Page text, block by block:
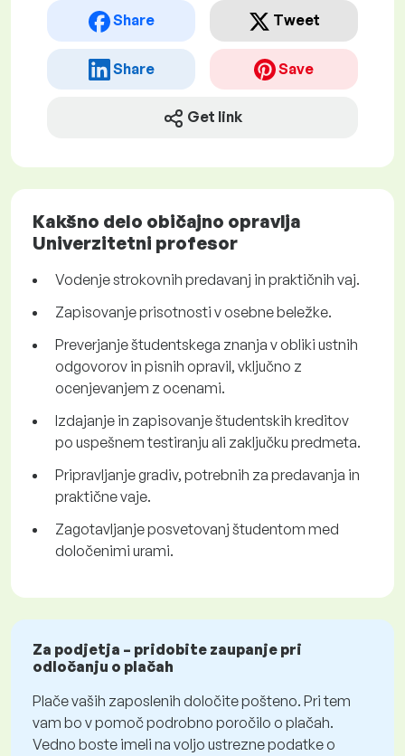
Share Tweet
Share Save
Get link
Kakšno delo običajno opravlja
Univerzitetni profesor
Vodenje strokovnih predavanj in praktičnih vaj.
Zapisovanje prisotnosti v osebne beležke.
Preverjanje študentskega znanja v obliki ustnih
odgovorov in pisnih opravil, vključno z
ocenjevanjem z ocenami.
Izdajanje in zapisovanje študentskih kreditov
po uspešnem testiranju ali zaključku predmeta.
Pripravljanje gradiv, potrebnih za predavanja in
praktične vaje.
Zagotavljanje posvetovanj študentom med
določenimi urami.
Za podjetja – pridobite zaupanje pri
odločanju o plačah
Plače vaših zaposlenih določite pošteno. Pri tem
vam bo v pomoč podrobno poročilo o plačah.
Vedno boste imeli na voljo ustrezne podatke o